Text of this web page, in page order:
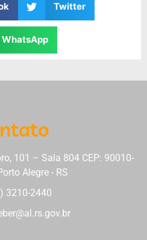
Twitter
WhatsApp
101 – Sala 804 CEP: 90010-
Alegre - RS
3210-2440